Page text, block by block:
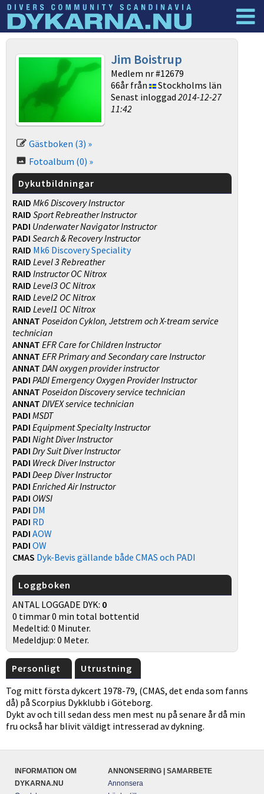
Dyknyheter Logga in
Gästboken (3) »
Fotoalbum (0) »
Jim Boistrup
Medlem nr #12679
66år från
Stockholms län
Senast inloggad2014-12-27
11:42
Dykutbildningar
RAID Mk6 Discovery Instructor
RAID Sport Rebreather Instructor
PADI Underwater Navigator Instructor
PADI Search & Recovery Instructor
RAID Mk6 Discovery Speciality
RAID Level 3 Rebreather
RAID Instructor OC Nitrox
RAID Level3 OC Nitrox
RAID Level2 OC Nitrox
RAID Level1 OC Nitrox
ANNAT Poseidon Cyklon, Jetstrem och X-tream service
technician
ANNAT EFR Care for Children Instructor
ANNAT EFR Primary and Secondary care Instructor
ANNAT DAN oxygen provider instructor
PADI PADI Emergency Oxygen Provider Instructor
ANNAT Poseidon Discovery service technician
ANNAT DIVEX service technician
PADI MSDT
PADI Equipment Specialty Instructor
PADI Night Diver Instructor
PADI Dry Suit Diver Instructor
PADI Wreck Diver Instructor
PADI Deep Diver Instructor
PADI Enriched Air Instructor
PADI OWSI
PADI DM
PADI RD
PADI AOW
PADI OW
CMAS Dyk-Bevis gällande både CMAS och PADI
Loggboken
ANTAL LOGGADE DYK: 0
0 timmar 0 min total bottentid
Medeltid: 0 Minuter.
Medeldjup: 0 Meter.
Personligt
Utrustning
Tog mitt första dykcert 1978-79, (CMAS, det enda som fanns
då) på Scorpius Dykklubb i Göteborg.
Dykt av och till sedan dess men mest nu på senare år då min
fru också har blivit väldigt intresserad av dykning.
INFORMATION OM
DYKARNA.NU
ANNONSERING | SAMARBETE
Annonsera